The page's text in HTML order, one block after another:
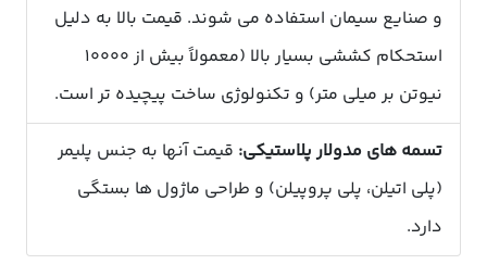
و صنایع سیمان استفاده می شوند. قیمت بالا به دلیل
استحکام کششی بسیار بالا (معمولاً بیش از ۱۰۰۰۰
نیوتن بر میلی متر) و تکنولوژی ساخت پیچیده تر است.
تسمه های مدولار پلاستیکی: قیمت آنها به جنس پلیمر
(پلی اتیلن، پلی پروپیلن) و طراحی ماژول ها بستگی
دارد.